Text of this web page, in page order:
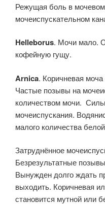
Режущая боль в
мочеиспускательном
Helleborus. Мочи мало.
кофейную гущу.
Arnica. Коричневая
Частые позывы на
количеством мочи.
мочеиспускания.
малого количества
Затруднённое
Безрезультатные
Вынужден долго ждать
выходить. Коричневая
становится мутной или